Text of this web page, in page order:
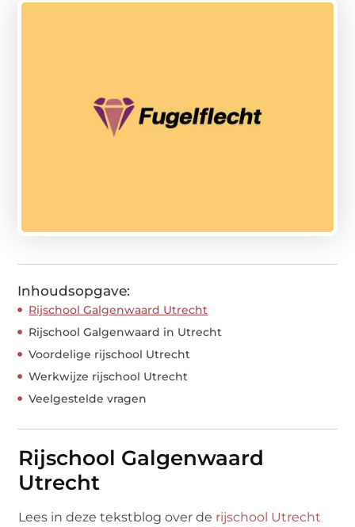
Inhoudsopgave:
Rijschool Galgenwaard Utrecht
Rijschool Galgenwaard in Utrecht
Voordelige rijschool Utrecht
Werkwijze rijschool Utrecht
Veelgestelde vragen
Rijschool Galgenwaard
Utrecht
Lees in deze tekstblog over de rijschool Utrecht